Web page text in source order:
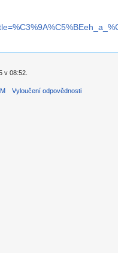
v 08:52.
Vyloučení odpovědnosti